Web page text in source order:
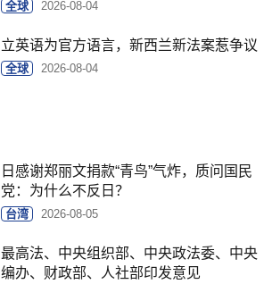
全球 2026-08-04
立英语为官方语言，新西兰新法案惹争议
全球 2026-08-04
日感谢郑丽文捐款“青鸟”气炸，质问国民
党：为什么不反日？
台湾 2026-08-05
最高法、中央组织部、中央政法委、中央
编办、财政部、人社部印发意见